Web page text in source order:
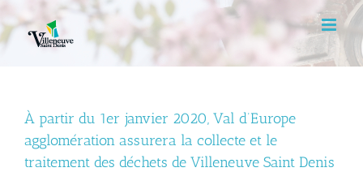
to
content
À partir du 1er janvier 2020, Val d’Europe
agglomération assurera la collecte et le
traitement des déchets de Villeneuve Saint Denis